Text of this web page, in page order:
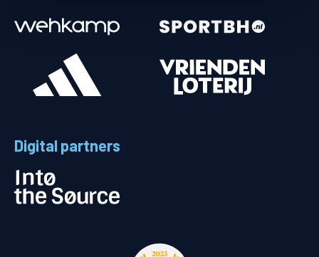
Digital partners